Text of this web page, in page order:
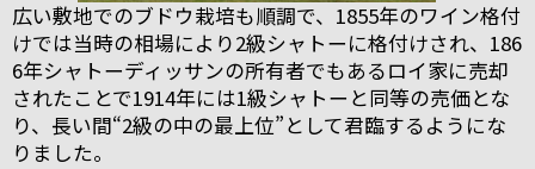
広い敷地でのブドウ栽培も順調で、1855年のワイン格付
けでは当時の相場により2級シャトーに格付けされ、186
6年シャトーディッサンの所有者でもあるロイ家に売却
されたことで1914年には1級シャトーと同等の売価とな
り、長い間“2級の中の最上位”として君臨するようにな
りました。